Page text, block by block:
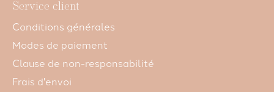
Service client
Conditions générales
Modes de paiement
Clause de non-responsabilité
Frais d'envoi